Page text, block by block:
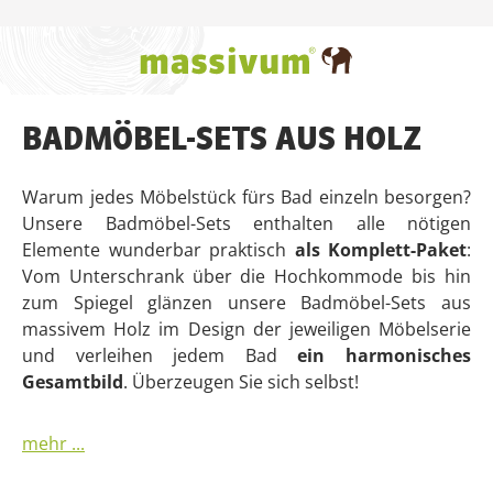
BADMÖBEL-SETS AUS HOLZ
Warum jedes Möbelstück fürs Bad einzeln besorgen?
Unsere Badmöbel-Sets enthalten alle nötigen
Elemente wunderbar praktisch als Komplett-Paket:
Vom Unterschrank über die Hochkommode bis hin
zum Spiegel glänzen unsere Badmöbel-Sets aus
massivem Holz im Design der jeweiligen Möbelserie
und verleihen jedem Badein harmonisches
Gesamtbild. Überzeugen Sie sich selbst!
mehr ...